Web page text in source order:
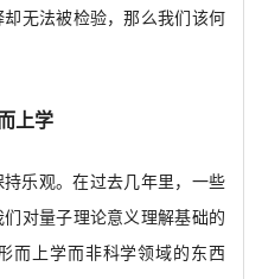
无法被检验，那么我们该何
上学
乐观。在过去几年里，一些
对量子理论意义理解基础的
上学而非科学领域的东西